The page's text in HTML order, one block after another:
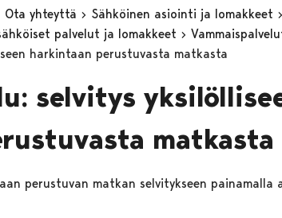
Ota yhteyttä
Sähköinen asiointi ja lomakkeet
palvelut ja lomakkeet
harkintaan perustuvasta matkasta
selvitys
matkasta
perustuvan matkan selvitykseen painamalla